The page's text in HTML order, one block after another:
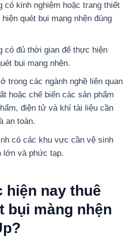
có kinh nghiệm hoặc trang thiết
quét bụi mạng nhện đúng
có đủ thời gian để thực hiện
bụi mạng nhện.
trong các ngành nghề liên quan
hoặc chế biến các sản phẩm
điện tử và khí tài liệu cần
an toàn.
có các khu vực cần vệ sinh
lớn và phức tạp.
hiện nay thuê
bụi màng nhện